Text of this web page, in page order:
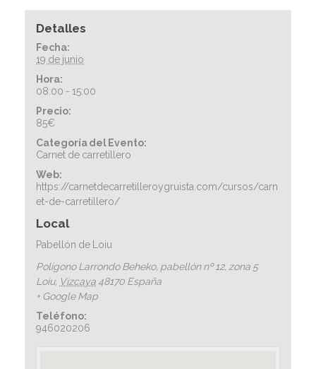
Detalles
Fecha:
19 de junio
Hora:
08:00 - 15:00
Precio:
85€
Categoría del Evento:
Carnet de carretillero
Web:
https://carnetdecarretilleroygruista.com/cursos/carn
et-de-carretillero/
Local
Pabellón de Loiu
Polígono Larrondo Beheko, pabellón nº 12, zona 5
Loiu, Vizcaya 48170 España
+ Google Map
Teléfono:
946020206